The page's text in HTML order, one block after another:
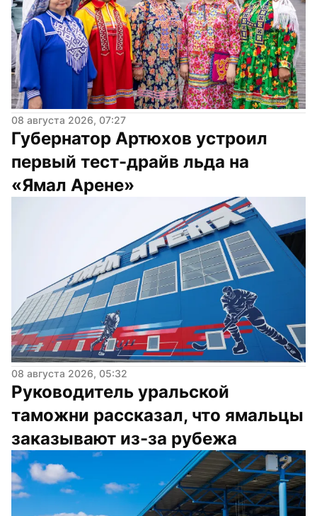
08 августа 2026, 07:27
Губернатор Артюхов устроил
первый тест-драйв льда на
«Ямал Арене»
08 августа 2026, 05:32
Руководитель уральской
таможни рассказал, что ямальцы
заказывают из-за рубежа